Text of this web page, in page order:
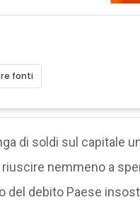
fonti
di soldi sul capitale
nemmeno a
del debito Paese